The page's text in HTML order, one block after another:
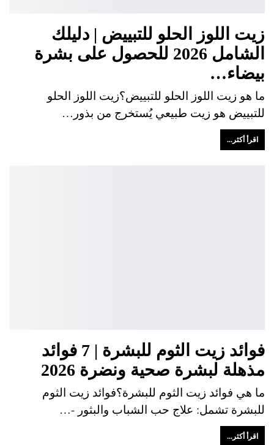
زيت اللوز الحلو للتبييض | دليلك
الشامل 2026 للحصول على بشرة
بيضاء…
ما هو زيت اللوز الحلو للتبييض؟زيت اللوز الحلو
للتبييض هو زيت طبيعي يُستخرج من بذور…
اقرأ أكثر...
فوائد زيت الثوم للبشرة | 7 فوائد
مذهلة لبشرة صحية ونضرة 2026
ما هي فوائد زيت الثوم للبشرة؟فوائد زيت الثوم
للبشرة تشمل: علاج حب الشباب والبثور -…
اقرأ أكثر...